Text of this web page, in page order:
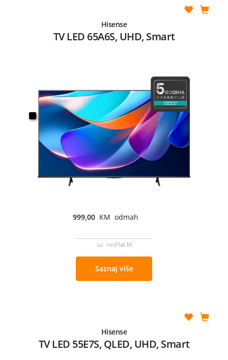
Hisense
TV LED 65A6S, UHD, Smart
999,00 KM odmah
uz netFlat M
Saznaj više
Hisense
TV LED 55E7S, QLED, UHD, Smart